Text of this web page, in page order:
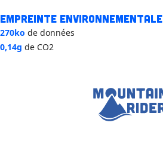
Empreinte environnementale
270ko de données
0,14g de CO2